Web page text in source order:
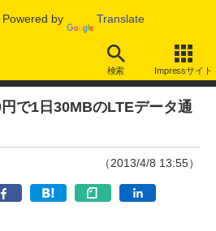
Powered by Translate
検索 Impressサイト
で1日30MBのLTEデータ通
（2013/4/8 13:55）